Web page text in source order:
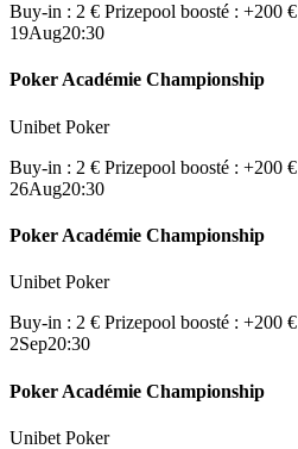
Buy-in : 2 € Prizepool boosté : +200 €
19Aug20:30
Poker Académie Championship
Unibet Poker
Buy-in : 2 € Prizepool boosté : +200 €
26Aug20:30
Poker Académie Championship
Unibet Poker
Buy-in : 2 € Prizepool boosté : +200 €
2Sep20:30
Poker Académie Championship
Unibet Poker